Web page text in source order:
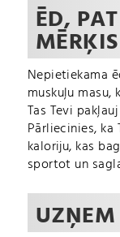
ĒD,
Nepietiekama
muskuļu
Tas Tevi
Pārliecinies,
kaloriju, kas
sportot un